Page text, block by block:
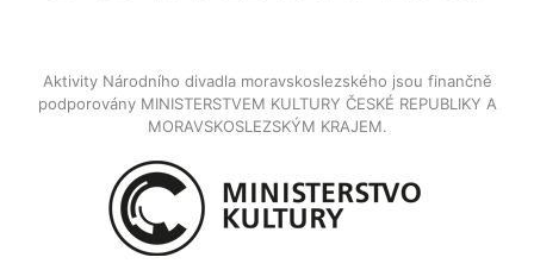
Aktivity Národního divadla moravskoslezského jsou finančně
podporovány MINISTERSTVEM KULTURY ČESKÉ REPUBLIKY A
MORAVSKOSLEZSKÝM KRAJEM.